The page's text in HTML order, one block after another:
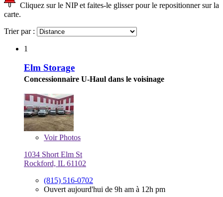
Cliquez sur le NIP et faites-le glisser pour le repositionner sur la
carte.
Trier par :
1
Elm Storage
Concessionnaire U-Haul dans le voisinage
VoirPhotos
1034 Short Elm St
Rockford, IL 61102
(815) 516-0702
Ouvert aujourd'hui de 9h am à 12h pm